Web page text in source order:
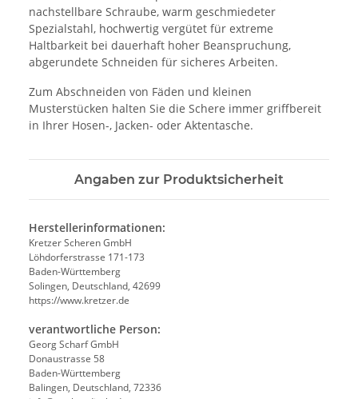
nachstellbare Schraube, warm geschmiedeter
Spezialstahl, hochwertig vergütet für extreme
Haltbarkeit bei dauerhaft hoher Beanspruchung,
abgerundete Schneiden für sicheres Arbeiten.
Zum Abschneiden von Fäden und kleinen
Musterstücken halten Sie die Schere immer griffbereit
in Ihrer Hosen-, Jacken- oder Aktentasche.
Angaben zur Produktsicherheit
Herstellerinformationen:
Kretzer Scheren GmbH
Löhdorferstrasse 171-173
Baden-Württemberg
Solingen, Deutschland, 42699
https://www.kretzer.de
verantwortliche Person:
Georg Scharf GmbH
Donaustrasse 58
Baden-Württemberg
Balingen, Deutschland, 72336